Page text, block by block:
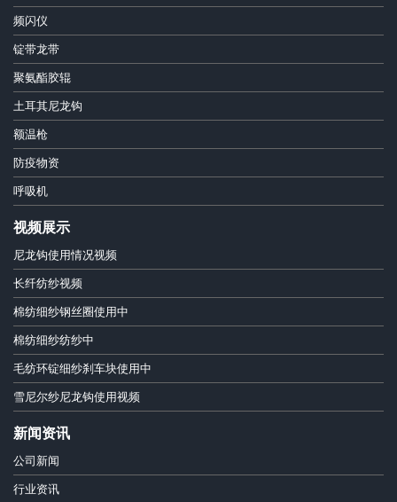
频闪仪
锭带龙带
聚氨酯胶辊
土耳其尼龙钩
额温枪
防疫物资
呼吸机
视频展示
尼龙钩使用情况视频
长纤纺纱视频
棉纺细纱钢丝圈使用中
棉纺细纱纺纱中
毛纺环锭细纱刹车块使用中
雪尼尔纱尼龙钩使用视频
新闻资讯
公司新闻
行业资讯